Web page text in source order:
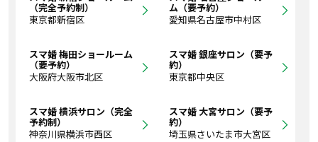
（完全予約制）
東京都新宿区
ム（要予約）
愛知県名古屋市中村区
スマ婚 梅田ショールーム
（要予約）
大阪府大阪市北区
スマ婚 銀座サロン（要予
約）
東京都中央区
スマ婚 横浜サロン（完全
予約制）
神奈川県横浜市西区
スマ婚 大宮サロン（要予
約）
埼玉県さいたま市大宮区